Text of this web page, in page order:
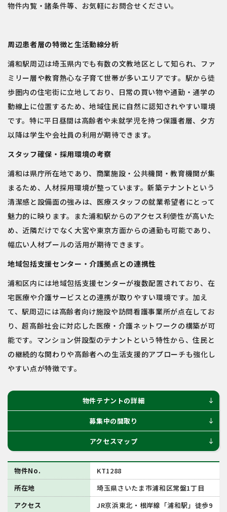
物件内覧・諸条件等、お気軽にお問合せください。
周辺患者層の特徴と生活動線分析
浦和駅周辺は埼玉県内でも有数の文教地区として知られ、ファ
ミリー層や教育熱心な子育て世帯が多いエリアです。駅から徒
歩圏内の住宅街に立地しており、日常の買い物や通勤・通学の
動線上に位置するため、地域住民に自然に認知されやすい環境
です。特に平日昼間は高齢者や未就学児を持つ保護者層、夕方
以降は学生や会社員の利用が期待できます。
スタッフ確保・採用環境の考察
浦和は県庁所在地であり、商業施設・公共機関・教育機関が集
まるため、人材採用環境が整っています。新築テナントという
清潔感と設備面の強みは、医療スタッフの就業希望者にとって
魅力的に映ります。また浦和駅からのアクセス利便性が高いた
め、近隣だけでなく大宮や東京方面からの通勤も可能であり、
幅広い人材プールの活用が期待できます。
地域包括支援センター・介護拠点との連携性
浦和区内には地域包括支援センターが複数配置されており、在
宅医療や介護サービスとの連携が取りやすい環境です。加え
て、駅周辺には高齢者向け施設や訪問看護事業所が点在してお
り、超高齢社会に対応した医療・介護ネットワークの構築が可
能です。マンション併設型のテナントという特性から、住民と
の継続的な関わりや高齢者への生活支援的アプローチも強化し
やすい点が特徴です。
物件テナントの詳細 south
募集中の間取り south
アクセスマップ south
物件No.
KT1288
所在地
埼玉県さいたま市浦和区常盤1丁目
アクセス
JR京浜東北・根岸線「浦和駅」徒歩9